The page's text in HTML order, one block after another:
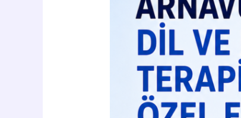
Konuşma
Terapisi
Hizmetleri